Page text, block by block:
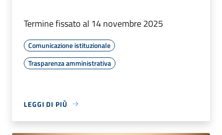
Termine fissato al 14 novembre 2025
Comunicazione istituzionale
Trasparenza amministrativa
LEGGI DI PIÙ